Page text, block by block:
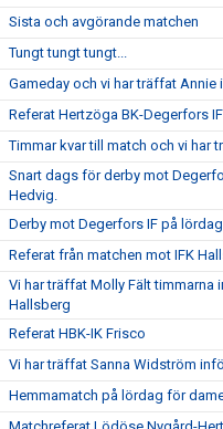
Sista och avgörande matchen
Tungt tungt tungt...
Gameday och vi har träffat Annie
Referat Hertzöga BK-Degerfors IF
Timmar kvar till match och vi har
Snart dags för derby mot
Hedvig.
Derby mot Degerfors IF på lördag
Referat från matchen mot IFK
Vi har träffat Molly Fält timmarna
Hallsberg
Referat HBK-IK Frisco
Vi har träffat Sanna Widström
Hemmamatch på lördag för